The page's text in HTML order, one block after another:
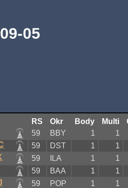
05
RS Okr Body Multi
59 BBY 1
1
59 DST 1
1
59 ILA 1
1
59 BAA 1
1
59 POP 1
1